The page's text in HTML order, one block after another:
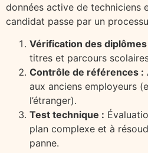
données active de techniciens
candidat passe par un
Vérification des diplômes
titres et parcours
Contrôle de références :
aux anciens employeurs
l’étranger).
Test technique :
plan complexe et à
panne.